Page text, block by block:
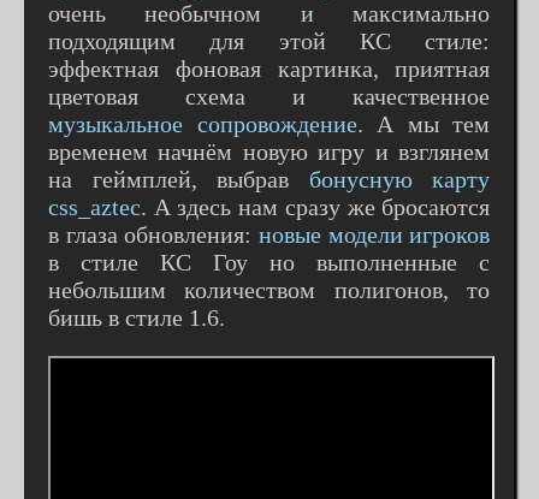
очень необычном и максимально
подходящим для этой КС стиле:
эффектная фоновая картинка, приятная
цветовая схема и качественное
музыкальное сопровождение. А мы тем
временем начнём новую игру и взглянем
на геймплей, выбрав бонусную карту
css_aztec. А здесь нам сразу же бросаются
в глаза обновления:новые модели игроков
в стиле КС Гоу но выполненные с
небольшим количеством полигонов, то
бишь в стиле 1.6.